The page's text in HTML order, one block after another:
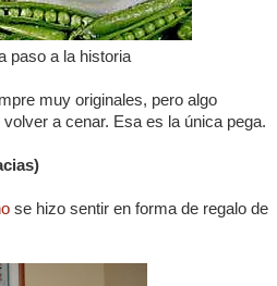
paso a la historia
muy originales, pero algo
a cenar. Esa es la única pega.
se hizo sentir en forma de regalo de